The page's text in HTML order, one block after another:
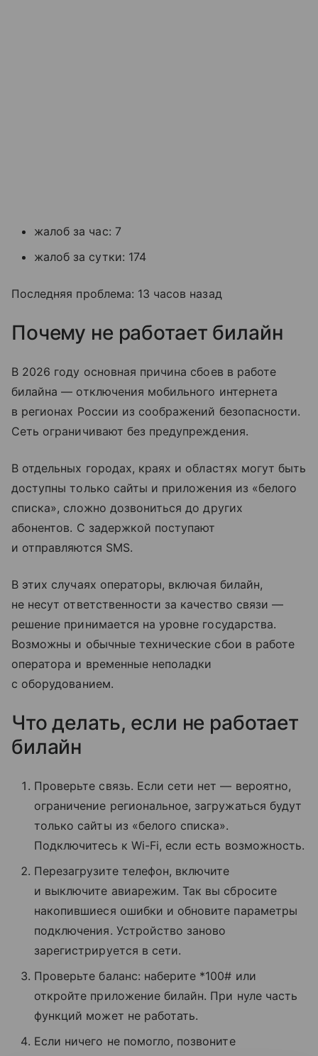
жалоб за час: 7
жалоб за сутки: 174
Последняя проблема: 13 часов назад
Почему не работает билайн
В 2026 году основная причина сбоев в работе
билайна — отключения мобильного интернета
в регионах России из соображений безопасности.
Сеть ограничивают без предупреждения.
В отдельных городах, краях и областях могут быть
доступны только сайты и приложения из «белого
списка», сложно дозвониться до других
абонентов. С задержкой поступают
и отправляются SMS.
В этих случаях операторы, включая билайн,
не несут ответственности за качество связи —
решение принимается на уровне государства.
Возможны и обычные технические сбои в работе
оператора и временные неполадки
с оборудованием.
Что делать, если не работает
билайн
Проверьте связь. Если сети нет — вероятно,
ограничение региональное, загружаться будут
только сайты из «белого списка».
Подключитесь к Wi-Fi, если есть возможность.
Перезагрузите телефон, включите
и выключите авиарежим. Так вы сбросите
накопившиеся ошибки и обновите параметры
подключения. Устройство заново
зарегистрируется в сети.
Проверьте баланс: наберите *100# или
откройте приложение билайн. При нуле часть
функций может не работать.
Если ничего не помогло, позвоните